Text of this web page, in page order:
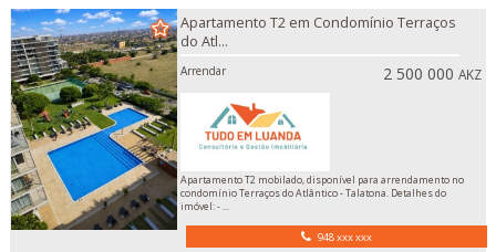
Apartamento T2 em Condomínio Terraços
do Atl...
Arrendar 2 500 000AKZ
Apartamento T2 mobilado, disponível para arrendamento no
condomínio Terraços do Atlântico - Talatona. Detalhes do
imóvel: - ...
948 xxx xxx